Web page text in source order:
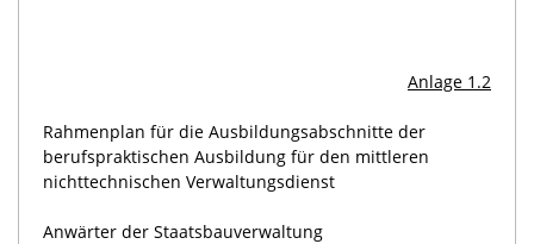
Anlage 1.2
Rahmenplan für die Ausbildungsabschnitte der
berufspraktischen Ausbildung für den mittleren
nichttechnischen Verwaltungsdienst
Anwärter der Staatsbauverwaltung